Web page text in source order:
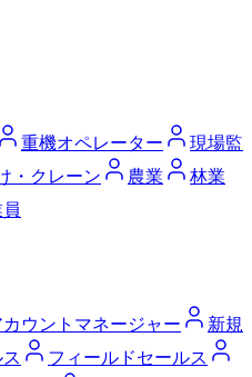
重機オペレーター
現場監
・クレーン 農業
林業
カウントマネージャー
新規
フィールドセールス